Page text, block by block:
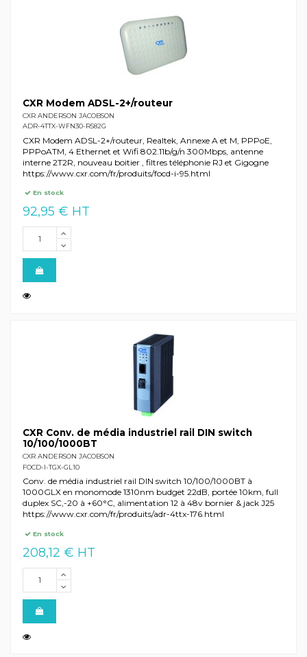
CXR Modem ADSL-2+/routeur
CXR ANDERSON JACOBSON
ADR-4TTX-WFN30-R582G
CXR Modem ADSL-2+/routeur, Realtek, Annexe A et M, PPPoE,
PPPoATM, 4 Ethernet et Wifi 802.11b/g/n 300Mbps, antenne
interne 2T2R, nouveau boitier , filtres téléphonie RJ et Gigogne
https://www.cxr.com/fr/produits/focd-i-95.html
En stock
92,95 € HT
CXR Conv. de média industriel rail DIN switch
10/100/1000BT
CXR ANDERSON JACOBSON
FOCD-I-TGX-GL10
Conv. de média industriel rail DIN switch 10/100/1000BT à
1000GLX en monomode 1310nm budget 22dB, portée 10km, full
duplex SC,-20 à +60°C, alimentation 12 à 48v bornier & jack J25
https://www.cxr.com/fr/produits/adr-4ttx-176.html
En stock
208,12 € HT